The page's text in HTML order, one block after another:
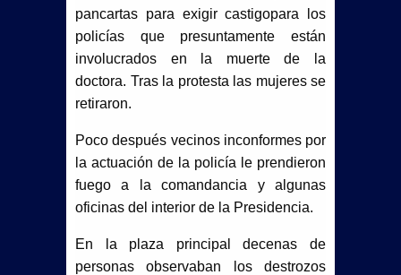
RESPUESTA FAVORABLE A SUS
PETICIONES
del examen de admisión el 10 de julio
Reforzarán retiro de vehículos
abandonados tras quejas ciudadanas
marca precedente nacional en
pancartas para exigir castigopara los
policías que presuntamente están
involucrados en la muerte de la
doctora. Tras la protesta las mujeres se
retiraron.
Poco después vecinos inconformes por
la actuación de la policía le prendieron
fuego a la comandancia y algunas
oficinas del interior de la Presidencia.
En la plaza principal decenas de
personas observaban los destrozos